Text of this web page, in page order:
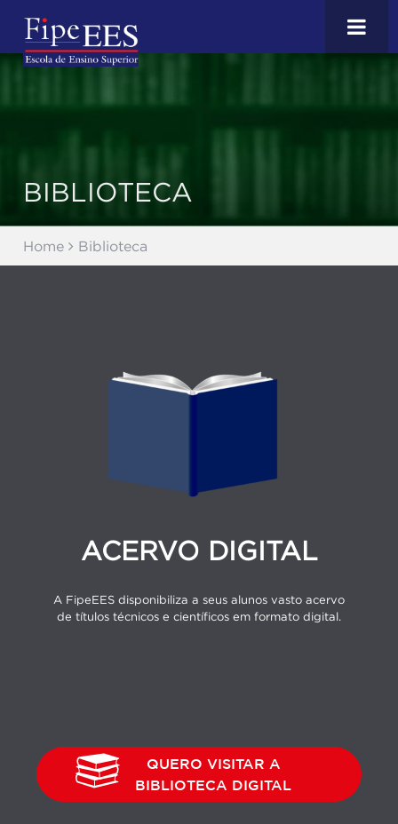
BIBLIOTECA
Home Biblioteca
ACERVO DIGITAL
A FipeEES disponibiliza a seus alunos vasto acervo
de títulos técnicos e científicos em formato digital.
QUERO VISITAR A
BIBLIOTECA DIGITAL